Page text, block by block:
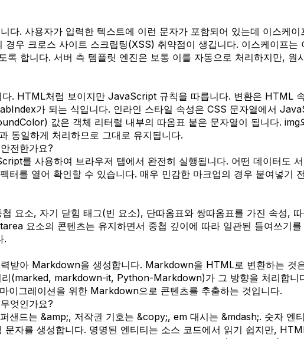
. 사용자가 입력한 텍스트에 이런 문자가 포함되어 있는데 이스케
우 크로스 사이트 스크립팅(XSS) 취약점이 생깁니다. 이스케이프
록 합니다. 서버 측 템플릿 엔진은 보통 이를 자동으로 처리하지만,
. HTML처럼 보이지만 JavaScript 규칙을 따릅니다. 변환은 HTML
가 되는 식입니다. 인라인 스타일 속성은 CSS 문자열에서
값은 객체 리터럴 내부의 따옴표 붙은 문자열이 됩니다. img
동일하게 처리하므로 그대로 유지됩니다.
전한가요?
를 사용하여 브라우저 탭에서 완전히 실행됩니다. 어떤 데이터도
터를 열어 확인할 수 있습니다. 매우 민감한 마크업의 경우 붙여넣
요소, 자기 닫힘 태그(빈 요소), 단따옴표와 쌍따옴표를 가진 속성,
요소의 콘텐츠는 유지하면서 중첩 깊이에 따라 일관된 들여쓰기
.
받아 Markdown을 생성합니다. Markdown을 HTML로 변환하는 것
(marked, markdown-it, Python-Markdown)가 그 방향을 처리합니
이그레이션을 위한 Markdown으로 콘텐츠를 추출하는 것입니다.
엇인가요?
샌드는 &amp;, 저작권 기호는 &copy;, em 대시는 &mdash;. 숫자 엔
자를 생성합니다. 명명된 엔티티는 소스 코드에서 읽기 쉽지만,